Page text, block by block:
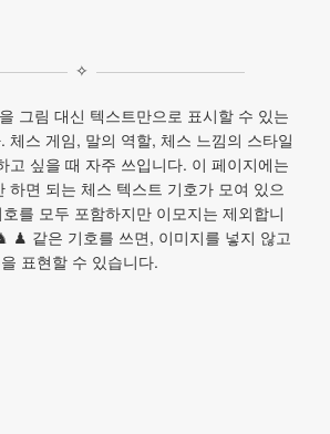
✧
그림 대신 텍스트만으로 표시할 수 있는
체스 게임, 말의 역할, 체스 느낌의 스타일
고 싶을 때 자주 쓰입니다. 이 페이지에는
하면 되는 체스 텍스트 기호가 모여 있으
를 모두 포함하지만 이모지는 제외합니
같은 기호를 쓰면, 이미지를 넣지 않고
표현할 수 있습니다.